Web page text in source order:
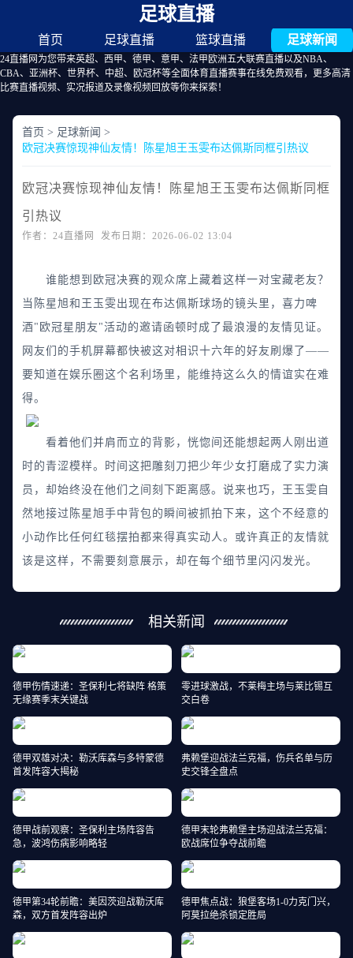
足球直播
首页 足球直播 篮球直播 足球新闻
24直播网为您带来英超、西甲、德甲、意甲、法甲欧洲五大联赛直播以及NBA、
CBA、亚洲杯、世界杯、中超、欧冠杯等全面体育直播赛事在线免费观看，更多高清
比赛直播视频、实况报道及录像视频回放等你来探索！
首页 > 足球新闻 >
欧冠决赛惊现神仙友情！陈星旭王玉雯布达佩斯同框引热议
欧冠决赛惊现神仙友情！陈星旭王玉雯布达佩斯同框
引热议
作者：24直播网 发布日期：2026-06-02 13:04
谁能想到欧冠决赛的观众席上藏着这样一对宝藏老友？
当陈星旭和王玉雯出现在布达佩斯球场的镜头里，喜力啤
酒"欧冠星朋友"活动的邀请函顿时成了最浪漫的友情见证。
网友们的手机屏幕都快被这对相识十六年的好友刷爆了——
要知道在娱乐圈这个名利场里，能维持这么久的情谊实在难
得。
看着他们并肩而立的背影，恍惚间还能想起两人刚出道
时的青涩模样。时间这把雕刻刀把少年少女打磨成了实力演
员，却始终没在他们之间刻下距离感。说来也巧，王玉雯自
然地接过陈星旭手中背包的瞬间被抓拍下来，这个不经意的
小动作比任何红毯摆拍都来得真实动人。或许真正的友情就
该是这样，不需要刻意展示，却在每个细节里闪闪发光。
相关新闻
德甲伤情速递：圣保利七将缺阵 格策
无缘赛季末关键战
零进球激战，不莱梅主场与莱比锡互
交白卷
德甲双雄对决：勒沃库森与多特蒙德
首发阵容大揭秘
弗赖堡迎战法兰克福，伤兵名单与历
史交锋全盘点
德甲战前观察：圣保利主场阵容告
急，波鸿伤病影响略轻
德甲末轮弗赖堡主场迎战法兰克福：
欧战席位争夺战前瞻
德甲第34轮前瞻：美因茨迎战勒沃库
森，双方首发阵容出炉
德甲焦点战：狼堡客场1-0力克门兴，
阿莫拉绝杀锁定胜局